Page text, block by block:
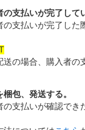
の支払いが完了して
の支払いが完了した
送の場合、購入者の
梱包、発送する。
の支払いが確認でき